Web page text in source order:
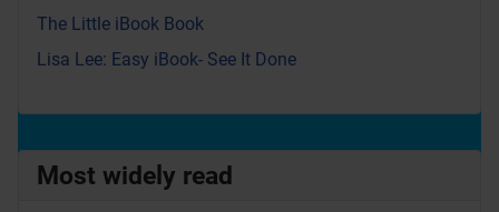
Most widely read
The Little iBook Book
Lisa Lee: Easy iBook- See It Done